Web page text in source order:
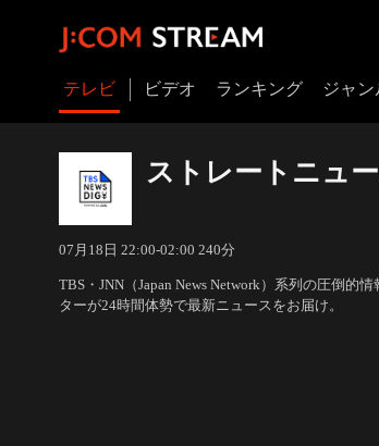
テレビ ビデオ ランキング ジャン
ストレートニュ
07月18日 22:00-02:00 240分
TBS・JNN（Japan News Network）系列の圧倒的
ターが24時間体勢で最新ニュースをお届け。